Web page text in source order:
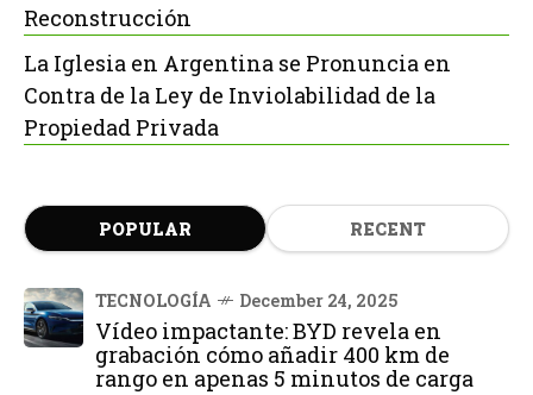
Reconstrucción
La Iglesia en Argentina se Pronuncia en
Contra de la Ley de Inviolabilidad de la
Propiedad Privada
POPULAR RECENT
TECNOLOGÍA December 24, 2025
Vídeo impactante: BYD revela en
grabación cómo añadir 400 km de
rango en apenas 5 minutos de carga